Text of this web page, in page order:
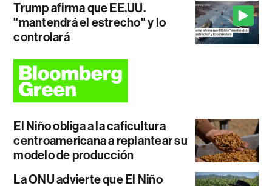
Trump afirma que EE.UU.
"mantendrá el estrecho" y lo
controlará
El Niño obliga a la caficultura
centroamericana a replantear su
modelo de producción
La ONU advierte que El Niño